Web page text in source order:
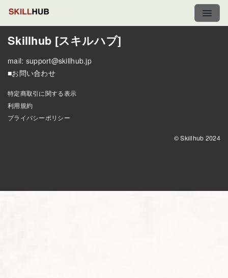
Skillhub [スキルハブ]
mail: support@skillhub.jp
■お問い合わせ
特定商取引に関する表示
利用規約
プライバシーポリシー
© Skillhub 2024